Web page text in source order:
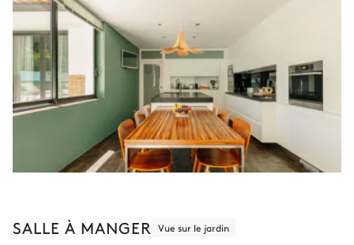
SALLE À MANGER Vue sur le jardin